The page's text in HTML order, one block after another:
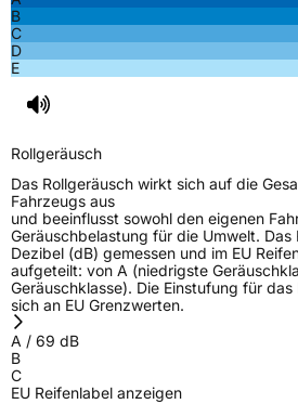
B
C
D
E
Rollgeräusch
Das Rollgeräusch wirkt sich auf die
Fahrzeugs aus
und beeinflusst sowohl den eigenen
Geräuschbelastung für die Umwelt. Das
Dezibel (dB) gemessen und im EU
aufgeteilt: von A (niedrigste
Geräuschklasse). Die Einstufung für
sich an EU Grenzwerten.
A / 69 dB
B
C
EU Reifenlabel anzeigen